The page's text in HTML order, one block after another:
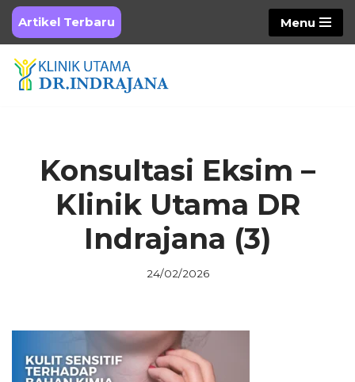
Skip
to
content
Artikel Terbaru Menu
Konsultasi Eksim –
Klinik Utama DR
Indrajana (3)
24/02/2026